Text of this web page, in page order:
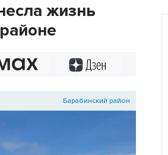
жизнь
Барабинский район